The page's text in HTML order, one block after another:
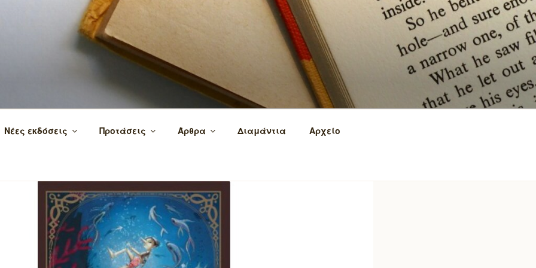
τα βιβλία και τη γνώση!
Νέες εκδόσεις Προτάσεις Άρθρα Διαμάντια Αρχείο